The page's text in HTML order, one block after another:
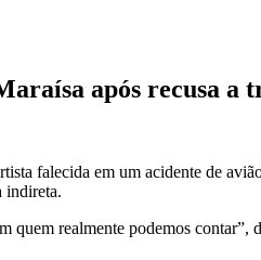
após recusa a
falecida em um acidente de
indireta.
quem realmente podemos